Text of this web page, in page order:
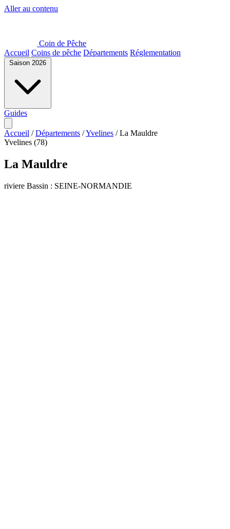
Aller au contenu
Coin de Pêche
Accueil Coins de pêche Départements Réglementation
Saison 2026
Guides
Accueil / Départements /Yvelines / La Mauldre
Yvelines (78)
La Mauldre
riviere Bassin : SEINE-NORMANDIE